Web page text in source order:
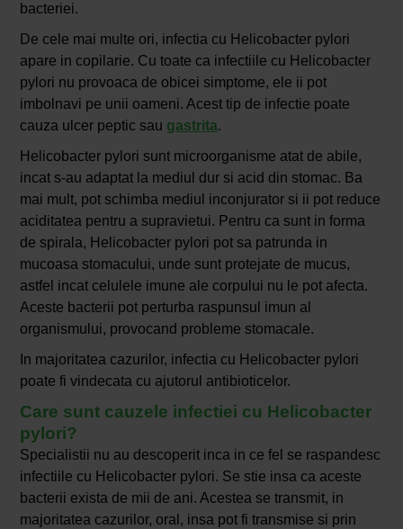
bacteriei.
De cele mai multe ori, infectia cu Helicobacter pylori
apare in copilarie. Cu toate ca infectiile cu Helicobacter
pylori nu provoaca de obicei simptome, ele ii pot
imbolnavi pe unii oameni. Acest tip de infectie poate
cauza ulcer peptic sau gastrita.
Helicobacter pylori sunt microorganisme atat de abile,
incat s-au adaptat la mediul dur si acid din stomac. Ba
mai mult, pot schimba mediul inconjurator si ii pot reduce
aciditatea pentru a supravietui. Pentru ca sunt in forma
de spirala, Helicobacter pylori pot sa patrunda in
mucoasa stomacului, unde sunt protejate de mucus,
astfel incat celulele imune ale corpului nu le pot afecta.
Aceste bacterii pot perturba raspunsul imun al
organismului, provocand probleme stomacale.
In majoritatea cazurilor, infectia cu Helicobacter pylori
poate fi vindecata cu ajutorul antibioticelor.
Care sunt cauzele infectiei cu Helicobacter
pylori?
Specialistii nu au descoperit inca in ce fel se raspandesc
infectiile cu Helicobacter pylori. Se stie insa ca aceste
bacterii exista de mii de ani. Acestea se transmit, in
majoritatea cazurilor, oral, insa pot fi transmise si prin